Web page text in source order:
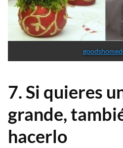
7. Si quieres
grande,
hacerlo